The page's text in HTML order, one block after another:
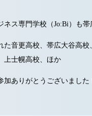
ネス専門学校（Jo:Bi）も
た音更高校、帯広大谷高
上士幌高校、ほか
加ありがとうございました